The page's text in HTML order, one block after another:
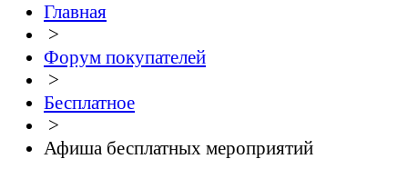
Главная
>
Форум покупателей
>
Бесплатное
>
Афиша бесплатных мероприятий